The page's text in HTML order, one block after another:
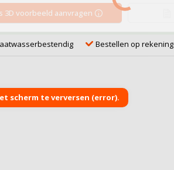
3D voorbeeld aanvragen
Bestellen op rekening
scherm te verversen (error).